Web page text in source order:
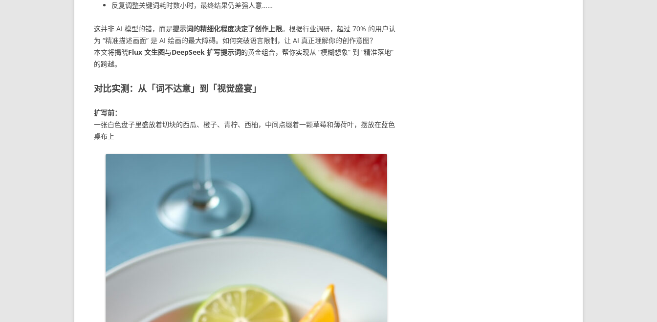
反复调整关键词耗时数小时，最终结果仍差强人意……
这并非 AI 模型的错，而是提示词的精细化程度决定了创作上限。根据行业调研，超过 70% 的用户认
为 “精准描述画面” 是 AI 绘画的最大障碍。如何突破语言限制，让 AI 真正理解你的创作意图？
本文将揭晓Flux 文生图与DeepSeek 扩写提示词的黄金组合，帮你实现从 “模糊想象” 到 “精准落地”
的跨越。
对比实测：从「词不达意」到「视觉盛宴」
扩写前：
一张白色盘子里盛放着切块的西瓜、橙子、青柠、西柚，中间点缀着一颗草莓和薄荷叶，摆放在蓝色
桌布上